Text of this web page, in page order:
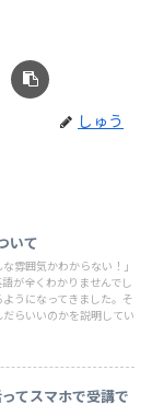
しゅう
いて
雰囲気かわからない！」
が全くわかりませんでし
うになってきました。そ
らいいのかを説明してい
てスマホで受講で